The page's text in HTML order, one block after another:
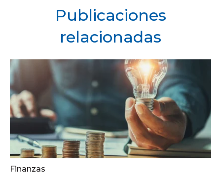
Publicaciones
relacionadas
Finanzas